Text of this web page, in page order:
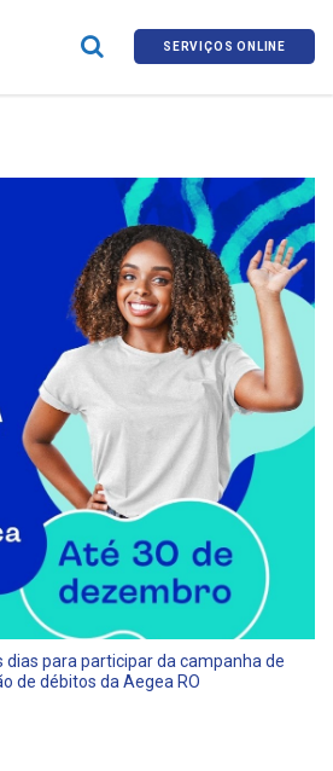
SERVIÇOS ONLINE
dias para participar da campanha de
de débitos da Aegea RO